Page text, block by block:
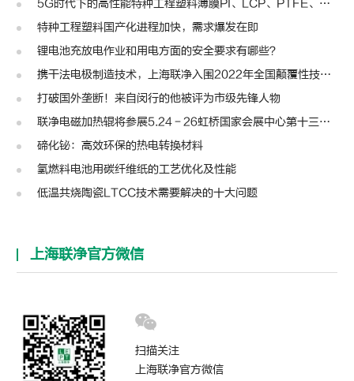
5G时代下的高性能特种工程塑料薄膜PI、LCP、PTFE、PPS、PEEK、PEN
特种工程塑料国产化进程加快，需求爆发在即
锂电池充放电作业和用电方面的安全要求有哪些？
携干法电极制造技术，上海联净入围2022年全国颠覆性技术创新大赛
打破国外垄断！来自闵行的他被评为市级先锋人物
联净电磁加热辊将参展5.24－26虹桥国家会展中心第十三届模切展
碲化铋：高效环保的热电转换材料
氢燃料电池用碳纤维纸的工艺优化及性能
低温共烧陶瓷LTCC技术需要解决的十大问题
上海联净官方微信
扫描关注
上海联净官方微信